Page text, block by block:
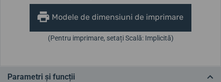
Modele de dimensiuni de imprimare
(Pentru imprimare, setați Scală: Implicită)
Parametri și funcții